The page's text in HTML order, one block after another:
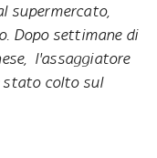
supermercato,
Dopo settimane di
l'assaggiatore
stato colto sul